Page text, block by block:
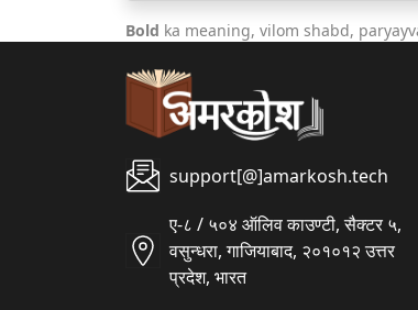
Bold ka meaning, vilom shabd,
support[@]amarkosh.tech
ए-८ / ५०४ ऑलिव काउण्टी, सैक्टर ५,
वसुन्धरा, गाजियाबाद, २०१०१२ उत्तर
प्रदेश, भारत